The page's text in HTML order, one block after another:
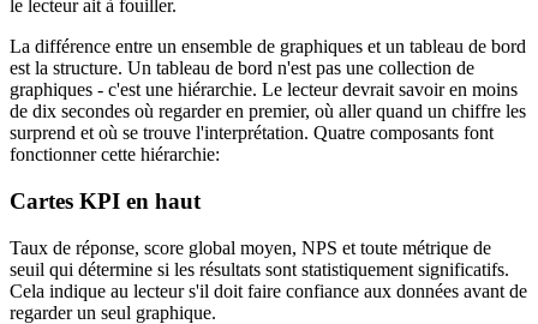
le lecteur ait à fouiller.
La différence entre un ensemble de graphiques et un tableau de bord
est la structure. Un tableau de bord n'est pas une collection de
graphiques - c'est une hiérarchie. Le lecteur devrait savoir en moins
de dix secondes où regarder en premier, où aller quand un chiffre les
surprend et où se trouve l'interprétation. Quatre composants font
fonctionner cette hiérarchie:
Cartes KPI en haut
Taux de réponse, score global moyen, NPS et toute métrique de
seuil qui détermine si les résultats sont statistiquement significatifs.
Cela indique au lecteur s'il doit faire confiance aux données avant de
regarder un seul graphique.